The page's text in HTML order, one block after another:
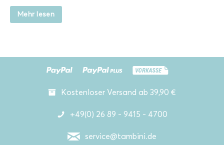
Mehr lesen
Kostenloser Versand ab 39,90 €
+49(0) 26 89 - 9415 - 4700
service@tambini.de